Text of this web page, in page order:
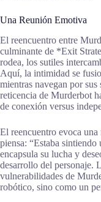
Una Reunión Emotiva
El reencuentro entre
culminante de *Exit
rodea, los sutiles
Aquí, la intimidad se
mientras navegan por
reticencia de Murderbot
de conexión versus
El reencuentro evoca
piensa: “Estaba
encapsula su lucha y
desarrollo del personaje.
vulnerabilidades de
robótico, sino como un